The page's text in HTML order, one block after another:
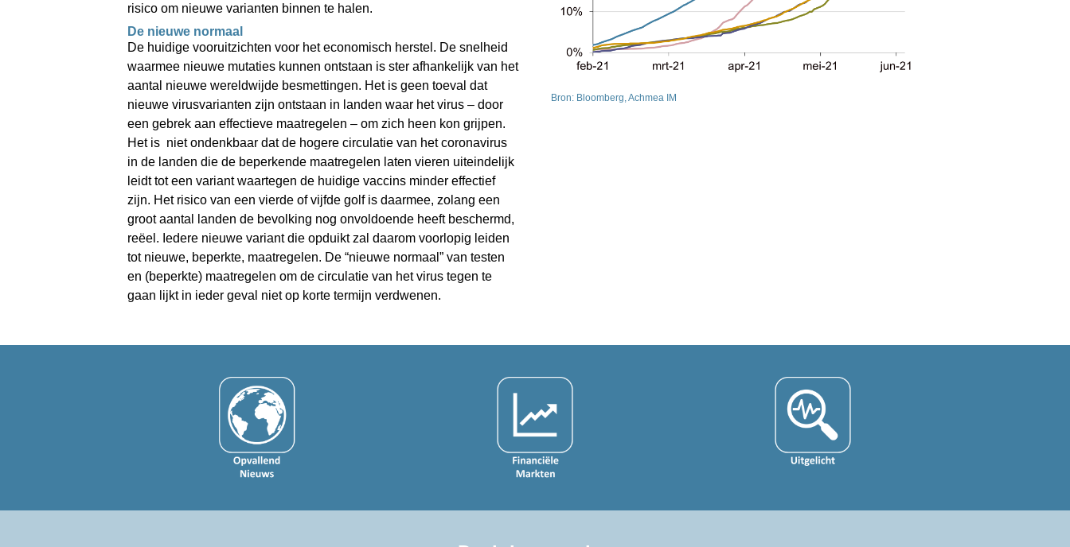
risico om nieuwe varianten binnen te halen.
De nieuwe normaal
De huidige vooruitzichten voor het economisch herstel. De snelheid
waarmee nieuwe mutaties kunnen ontstaan is ster afhankelijk van het
aantal nieuwe wereldwijde besmettingen. Het is geen toeval dat
nieuwe virusvarianten zijn ontstaan in landen waar het virus – door
een gebrek aan effectieve maatregelen – om zich heen kon grijpen.
Het is  niet ondenkbaar dat de hogere circulatie van het coronavirus
in de landen die de beperkende maatregelen laten vieren uiteindelijk
leidt tot een variant waartegen de huidige vaccins minder effectief
zijn. Het risico van een vierde of vijfde golf is daarmee, zolang een
groot aantal landen de bevolking nog onvoldoende heeft beschermd,
reëel. Iedere nieuwe variant die opduikt zal daarom voorlopig leiden
tot nieuwe, beperkte, maatregelen. De “nieuwe normaal” van testen
en (beperkte) maatregelen om de circulatie van het virus tegen te
gaan lijkt in ieder geval niet op korte termijn verdwenen.
Bron: Bloomberg, Achmea IM